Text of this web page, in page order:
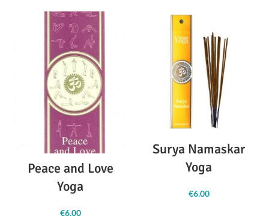
Peace and Love
Yoga
€6.00
Surya Namaskar
Yoga
€6.00